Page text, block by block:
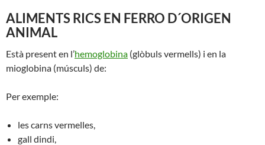
ALIMENTS RICS EN FERRO D´ORIGEN
ANIMAL
Està present en l’hemoglobina (glòbuls vermells) i en la
mioglobina (músculs) de:
Per exemple:
les carns vermelles,
gall dindi,